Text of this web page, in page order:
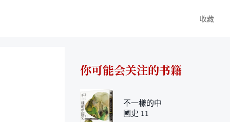
收藏
你可能会关注的书籍
不一樣的中
國史 11